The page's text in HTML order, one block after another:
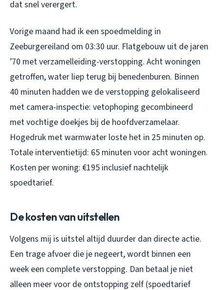
dat snel verergert.
Vorige maand had ik een spoedmelding in
Zeeburgereiland om 03:30 uur. Flatgebouw uit de jaren
’70 met verzamelleiding-verstopping. Acht woningen
getroffen, water liep terug bij benedenburen. Binnen
40 minuten hadden we de verstopping gelokaliseerd
met camera-inspectie: vetophoping gecombineerd
met vochtige doekjes bij de hoofdverzamelaar.
Hogedruk met warmwater loste het in 25 minuten op.
Totale interventietijd: 65 minuten voor acht woningen.
Kosten per woning: €195 inclusief nachtelijk
spoedtarief.
De kosten van uitstellen
Volgens mij is uitstel altijd duurder dan directe actie.
Een trage afvoer die je negeert, wordt binnen een
week een complete verstopping. Dan betaal je niet
alleen meer voor de ontstopping zelf (spoedtarief